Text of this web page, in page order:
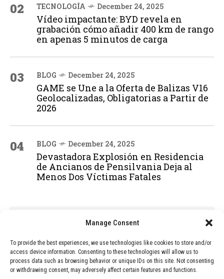
Manage Consent
To provide the best experiences, we use technologies like cookies to store and/or
access device information. Consenting to these technologies will allow us to
process data such as browsing behavior or unique IDs on this site. Not consenting
or withdrawing consent, may adversely affect certain features and functions.
02 TECNOLOGÍA December 24, 2025
Vídeo impactante: BYD revela en
grabación cómo añadir 400 km de rango
en apenas 5 minutos de carga
03 BLOG December 24, 2025
GAME se Une a la Oferta de Balizas V16
Geolocalizadas, Obligatorias a Partir de
2026
04 BLOG December 24, 2025
Devastadora Explosión en Residencia
de Ancianos de Pensilvania Deja al
Menos Dos Víctimas Fatales